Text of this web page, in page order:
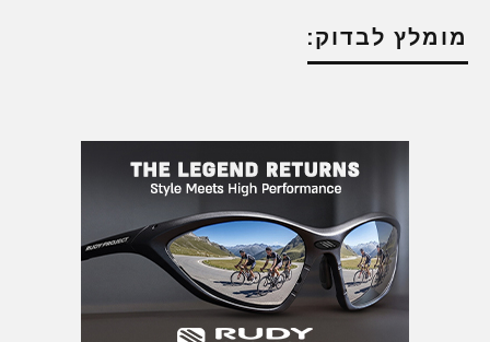
מומלץ לבדוק: